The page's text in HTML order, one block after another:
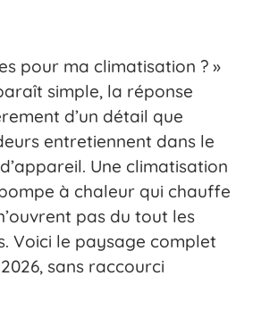
pour ma climatisation ? »
simple, la réponse
d’un détail que
entretiennent dans le
Une climatisation
à chaleur qui chauffe
pas du tout les
Voici le paysage complet
sans raccourci